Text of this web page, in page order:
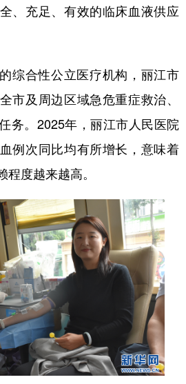
、充足、有效的临床血液供应
合性公立医疗机构，丽江市
市及周边区域急危重症救治、
务。2025年，丽江市人民医院
例次同比均有所增长，意味着
度越来越高。